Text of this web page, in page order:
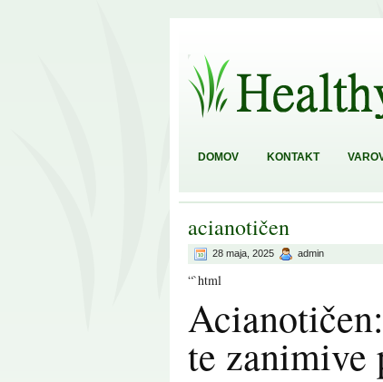
DOMOV KONTAKT
acianotičen
28 maja, 2025 admin
“`html
te zanimive